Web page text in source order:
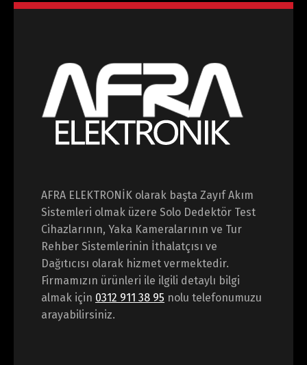
AFRA ELEKTRONİK olarak başta Zayıf Akım
Sistemleri olmak üzere Solo Dedektör Test
Cihazlarının, Yaka Kameralarının ve Tur
Rehber Sistemlerinin İthalatçısı ve
Dağıtıcısı olarak hizmet vermektedir.
Firmamızın ürünleri ile ilgili detaylı bilgi
almak için 0312 911 38 95 nolu telefonumuzu
arayabilirsiniz.